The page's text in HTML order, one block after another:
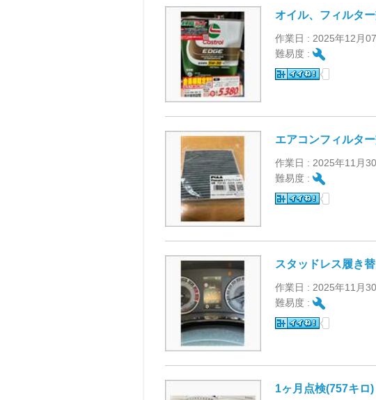
オイル、フィルタ
作業日 : 2025年12月
難易度 :
エアコンフィルタ
作業日 : 2025年11月
難易度 :
スタッドレス履き替
作業日 : 2025年11月
難易度 :
1ヶ月点検(757キロ)